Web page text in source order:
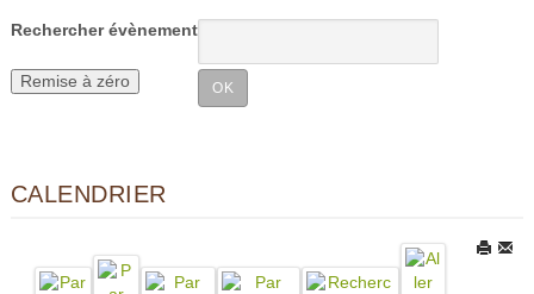
Rechercher évènement
CALENDRIER